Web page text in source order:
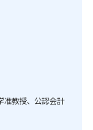
教授、公認会計